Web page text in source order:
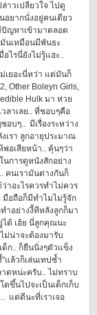
าวเปลียวใจ ไปดู
อยากนั่งอยู่คนเดียว
ปัญหาเข้ามาตลอด
มันเหมือนมีพันธะ
ไรนี่ยังไม่รู้แฮะ..
เยอะนี่หว่า แต่มันก็
Other Boleyn Girls,
Hulk มา ห่วย
ลาเลย.. ที่ชอบๆคือ
อบๆ.. มีเรื่องระหว่าง
เรา ลูกอายุประมาณ
อเสียหน้า.. คุ้นๆว่า
นการดูหนังสักอย่าง
คนเรามันต่างกันก็
าอะไรควรทำไม่ควร
มือถือก็มีทำไมไม่รู้จัก
ำอย่างงี้ทีหลังลูกก็มา
ได้ เฮ้ย นี่ลูกคุณนะ
ม่น่าจะต้องมารับ
ก.. ก็ยืนนิ่งๆตัวแข็ง
แล้วก็เล่นเทปซ้ำ
ดหน่ะครับ.. ไม่ทราบ
ขึ้นไปจะเป็นเด็กเก็บ
แต่ดีนะที่เราเจอ